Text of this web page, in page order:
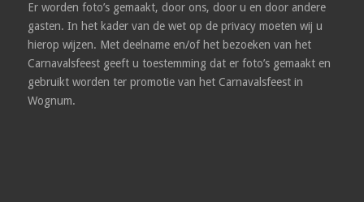
Er worden foto’s gemaakt, door ons, door u en door andere
gasten. In het kader van de wet op de privacy moeten wij u
hierop wijzen. Met deelname en/of het bezoeken van het
Carnavalsfeest geeft u toestemming dat er foto’s gemaakt en
gebruikt worden ter promotie van het Carnavalsfeest in
Wognum.